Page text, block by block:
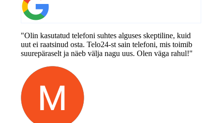
"Olin kasutatud telefoni suhtes alguses skeptiline, kuid
uut ei raatsinud osta. Telo24-st sain telefoni, mis toimib
suurepäraselt ja näeb välja nagu uus. Olen väga rahul!"